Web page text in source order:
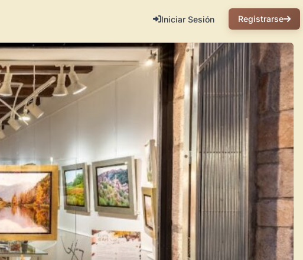
Iniciar Sesión Registrarse